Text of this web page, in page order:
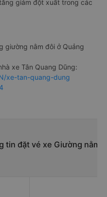
giảm đột xuất trong các
giường nằm đôi ở Quảng
xe Tân Quang Dũng:
xe-tan-quang-dung
tin đặt vé xe Giường nằm